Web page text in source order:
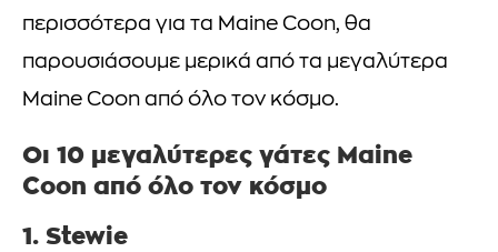
περισσότερα για τα Maine Coon, θα
παρουσιάσουμε μερικά από τα μεγαλύτερα
Maine Coon από όλο τον κόσμο.
Οι 10 μεγαλύτερες γάτες Maine
Coon από όλο τον κόσμο
1. Stewie